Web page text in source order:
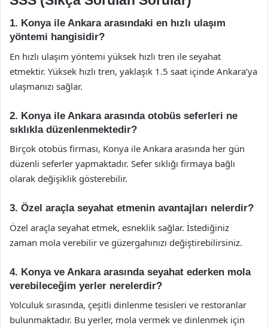
1. Konya ile Ankara arasındaki en hızlı ulaşım
yöntemi hangisidir?
En hızlı ulaşım yöntemi yüksek hızlı tren ile seyahat
etmektir. Yüksek hızlı tren, yaklaşık 1.5 saat içinde Ankara’ya
ulaşmanızı sağlar.
2. Konya ile Ankara arasında otobüs seferleri ne
sıklıkla düzenlenmektedir?
Birçok otobüs firması, Konya ile Ankara arasında her gün
düzenli seferler yapmaktadır. Sefer sıklığı firmaya bağlı
olarak değişiklik gösterebilir.
3. Özel araçla seyahat etmenin avantajları nelerdir?
Özel araçla seyahat etmek, esneklik sağlar. İstediğiniz
zaman mola verebilir ve güzergahınızı değiştirebilirsiniz.
4. Konya ve Ankara arasında seyahat ederken mola
verebileceğim yerler nerelerdir?
Yolculuk sırasında, çeşitli dinlenme tesisleri ve restoranlar
bulunmaktadır. Bu yerler, mola vermek ve dinlenmek için